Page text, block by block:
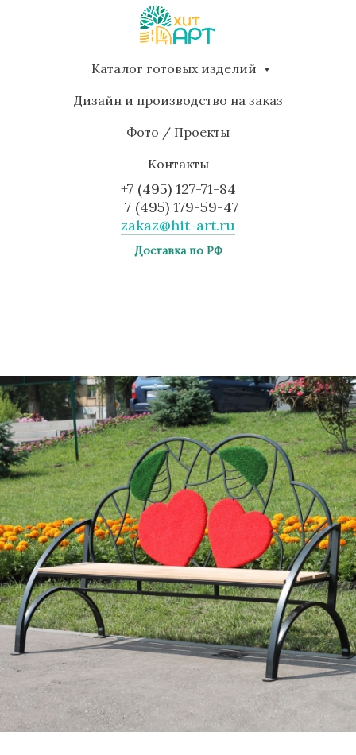
Каталог готовых изделий
Дизайн и производство на заказ
Фото / Проекты
Контакты
+7 (495) 127-71-84
+7 (495) 179-59-47
zakaz@hit-art.ru
Доставка по РФ